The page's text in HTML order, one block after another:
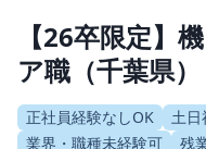
【26卒限定】
ア職（千葉県）
正社員経験なしOK 土日
業界・職種未経験可
残